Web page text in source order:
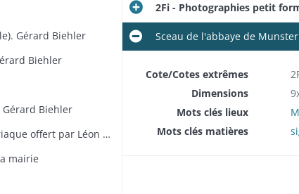
Gérard Biehler
Biehler
Gérard Biehler
Altorf : buste reliquaire de saint Cyriaque offert par Léon IX à l'église d'Altorf
mairie
2Fi - Photographies petit
Sceau de l'abbaye de
Cote/Cotes extrêmes
Dimensions
Mots clés lieux
Mots clés matières